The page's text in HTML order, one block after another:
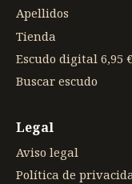
Apellidos
Tienda
Escudo digital 6,95 €
Buscar escudo
Legal
Aviso legal
Política de